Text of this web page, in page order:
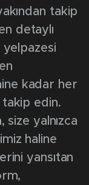
takip
detaylı
kadar her
edin.
size yalnızca
haline
yansıtan